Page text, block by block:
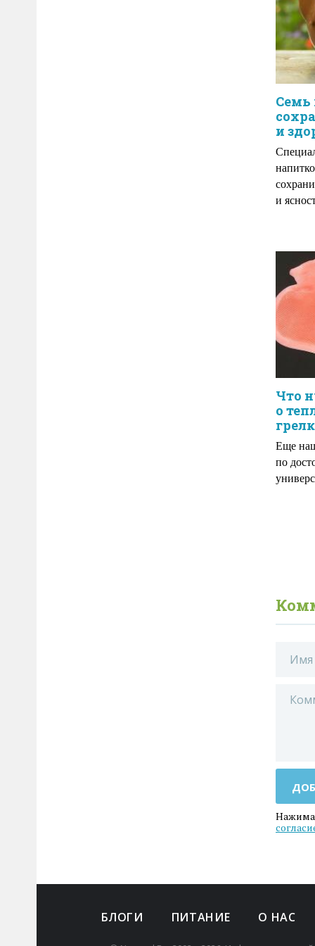
Семь
и
и
Что
о
Еще
по
БЛОГИ ПИТАНИЕ О НАС